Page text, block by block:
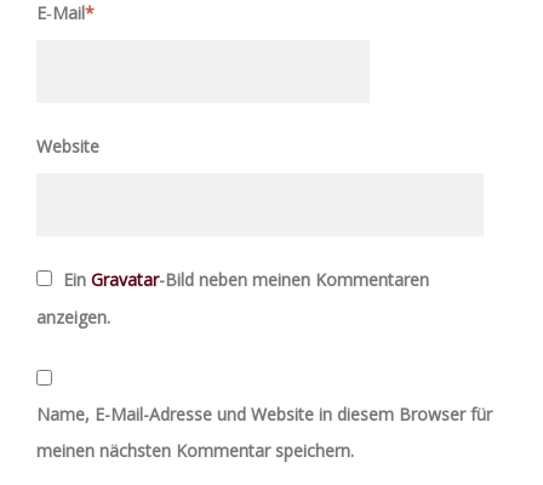
E‑Mail*
Website
Ein Gravatar-Bild neben meinen Kommentaren
anzeigen.
Name, E-Mail-Adresse und Website in diesem Browser für
meinen nächsten Kommentar speichern.